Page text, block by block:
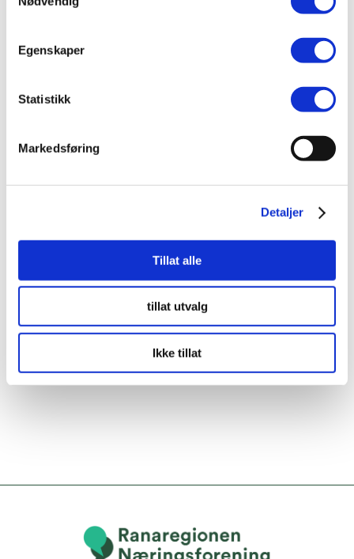
Egenskaper
Statistikk
Markedsføring
Detaljer
Tillat alle
tillat utvalg
Ikke tillat